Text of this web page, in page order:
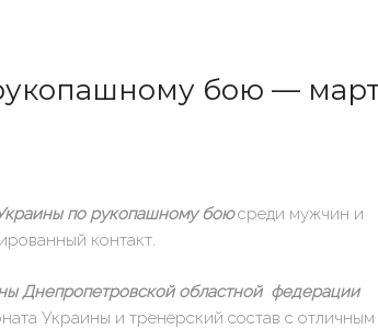
бою —
по рукопашному боюсреди мужчин и
контакт.
Днепропетровской областной федерации
Украины и тренерский состав с отличным